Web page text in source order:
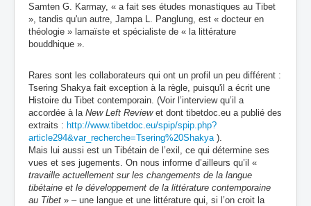
Samten G. Karmay, « a fait ses études monastiques au Tibet
», tandis qu'un autre, Jampa L. Panglung, est « docteur en
théologie » lamaïste et spécialiste de « la littérature
bouddhique ».
Rares sont les collaborateurs qui ont un profil un peu différent :
Tsering Shakya fait exception à la règle, puisqu'il a écrit une
Histoire du Tibet contemporain. (Voir l’interview qu’il a
accordée à la New Left Reviewet dont tibetdoc.eu a publié des
extraits : http://www.tibetdoc.eu/spip/spip.php?
article294&var_recherche=Tsering%20Shakya).
Mais lui aussi est un Tibétain de l’exil, ce qui détermine ses
vues et ses jugements. On nous informe d’ailleurs qu’il «
travaille actuellement sur les changements de la langue
tibétaine et le développement de la littérature contemporaine
au Tibet » – une langue et une littérature qui, si l’on croit la